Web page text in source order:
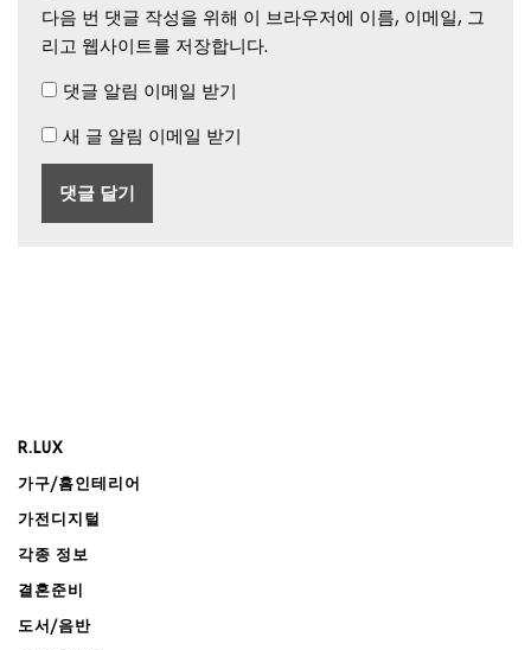
다음 번 댓글 작성을 위해 이 브라우저에 이름, 이메일, 그
리고 웹사이트를 저장합니다.
댓글 알림 이메일 받기
새 글 알림 이메일 받기
R.LUX
가구/홈인테리어
가전디지털
각종 정보
결혼준비
도서/음반